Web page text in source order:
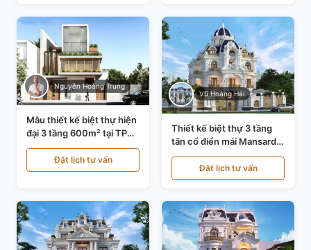
Nguyễn Hoàng Trung
Mẫu thiết kế biệt thự hiện
đại 3 tầng 600m² tại TP
Hồ Chí Minh KT24602
Đặt lịch tư vấn
Vũ Hoàng Hải
Thiết kế biệt thự 3 tầng
tân cổ điển mái Mansard
tại Thanh Hóa KT23104
Đặt lịch tư vấn